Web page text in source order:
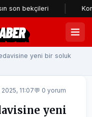
Konak’a
yeni bir soluk
11:07💬 0 yorum
yeni